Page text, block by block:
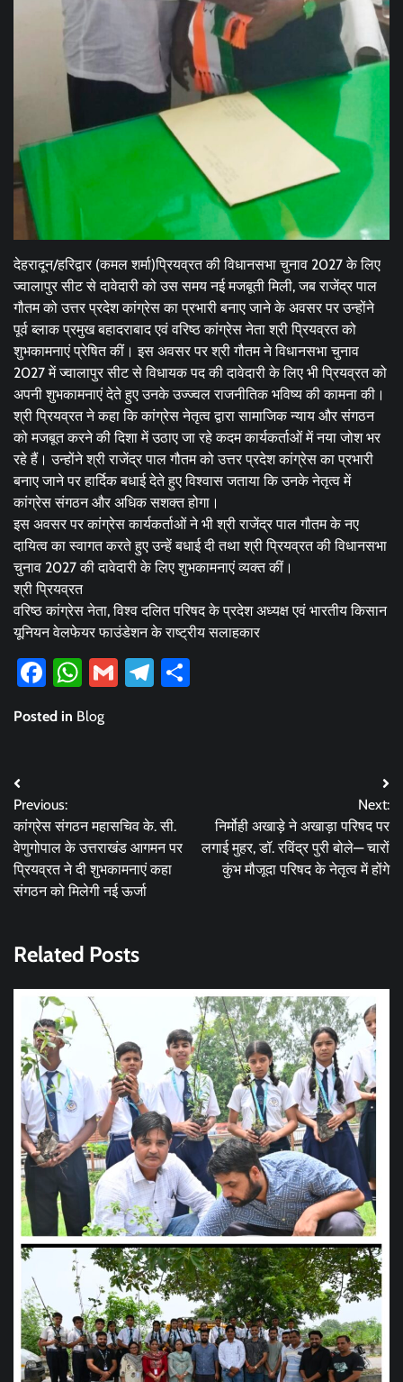
देहरादून/हरिद्वार (कमल शर्मा)प्रियव्रत की विधानसभा चुनाव 2027 के लिए
ज्वालापुर सीट से दावेदारी को उस समय नई मजबूती मिली, जब राजेंद्र पाल
गौतम को उत्तर प्रदेश कांग्रेस का प्रभारी बनाए जाने के अवसर पर उन्होंने
पूर्व ब्लाक प्रमुख बहादराबाद एवं वरिष्ठ कांग्रेस नेता श्री प्रियव्रत को
शुभकामनाएं प्रेषित कीं। इस अवसर पर श्री गौतम ने विधानसभा चुनाव
2027 में ज्वालापुर सीट से विधायक पद की दावेदारी के लिए भी प्रियव्रत को
अपनी शुभकामनाएं देते हुए उनके उज्ज्वल राजनीतिक भविष्य की कामना की।
श्री प्रियव्रत ने कहा कि कांग्रेस नेतृत्व द्वारा सामाजिक न्याय और संगठन
को मजबूत करने की दिशा में उठाए जा रहे कदम कार्यकर्ताओं में नया जोश भर
रहे हैं। उन्होंने श्री राजेंद्र पाल गौतम को उत्तर प्रदेश कांग्रेस का प्रभारी
बनाए जाने पर हार्दिक बधाई देते हुए विश्वास जताया कि उनके नेतृत्व में
कांग्रेस संगठन और अधिक सशक्त होगा।
इस अवसर पर कांग्रेस कार्यकर्ताओं ने भी श्री राजेंद्र पाल गौतम के नए
दायित्व का स्वागत करते हुए उन्हें बधाई दी तथा श्री प्रियव्रत की विधानसभा
चुनाव 2027 की दावेदारी के लिए शुभकामनाएं व्यक्त कीं।
श्री प्रियव्रत
वरिष्ठ कांग्रेस नेता, विश्व दलित परिषद के प्रदेश अध्यक्ष एवं भारतीय किसान
यूनियन वेलफेयर फाउंडेशन के राष्ट्रीय सलाहकार
Facebook
WhatsApp
GmailTelegram
Posted in Blog
Post
navigation
Previous:
कांग्रेस संगठन महासचिव के. सी.
वेणुगोपाल के उत्तराखंड आगमन पर
प्रियव्रत ने दी शुभकामनाएं कहा
संगठन को मिलेगी नई ऊर्जा
Next:
निर्मोही अखाड़े ने अखाड़ा परिषद पर
लगाई मुहर, डॉ. रविंद्र पुरी बोले— चारों
कुंभ मौजूदा परिषद के नेतृत्व में होंगे
Related Posts